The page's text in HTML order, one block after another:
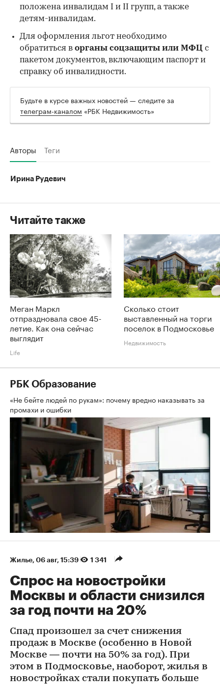
положена инвалидам I и II групп, а также
детям-инвалидам.
Для оформления льгот необходимо
обратиться в органы соцзащиты или МФЦ с
пакетом документов, включающим паспорт и
справку об инвалидности.
Будьте в курсе важных новостей — следите за
телеграм-каналом «РБК Недвижимость»
Авторы Теги
Ирина Рудевич
Читайте также
Меган Маркл
отпраздновала свое 45-
летие. Как она сейчас
выглядит
Life
Сколько стоит
выставленный на торги
поселок в Подмосковье
Недвижимость
РБК Образование
«Не бейте людей по рукам»: почему вредно наказывать за
промахи и ошибки
Жилье 06 авг, 15:39 1 341
Спрос на новостройки
Москвы и области снизился
за год почти на 20%
Спад произошел за счет снижения
продаж в Москве (особенно в Новой
Москве — почти на 50% за год). При
этом в Подмосковье, наоборот, жилья в
новостройках стали покупать больше